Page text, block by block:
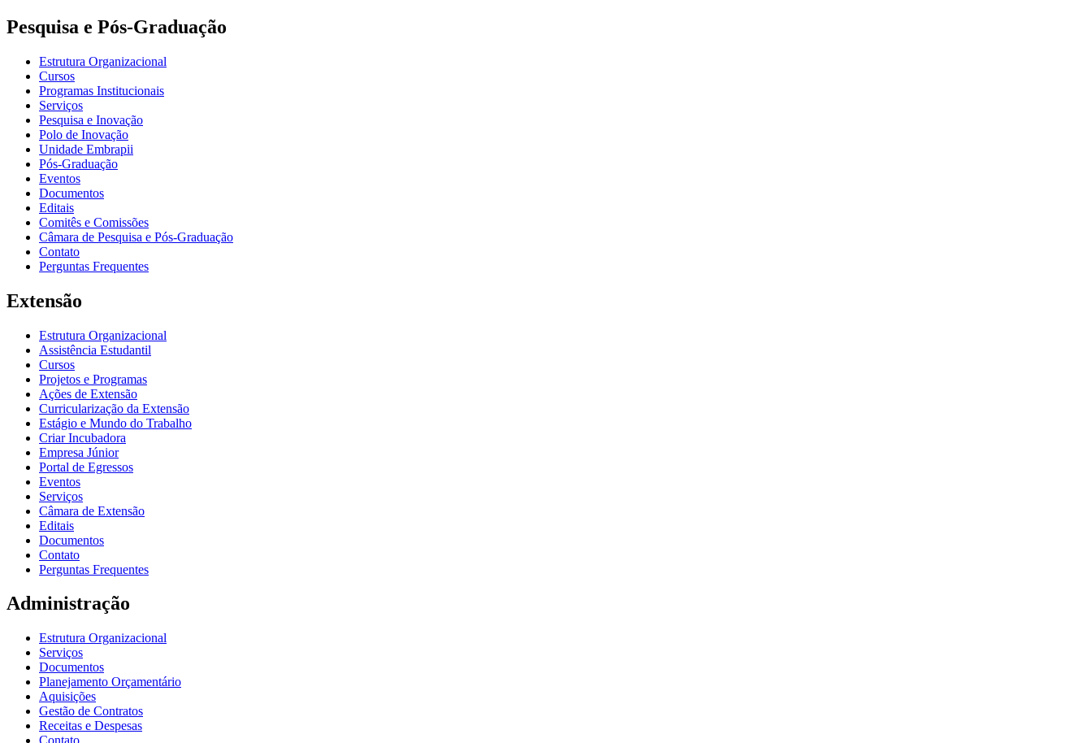
Pesquisa e Pós-Graduação
Estrutura Organizacional
Cursos
Programas Institucionais
Serviços
Pesquisa e Inovação
Polo de Inovação
Unidade Embrapii
Pós-Graduação
Eventos
Documentos
Editais
Comitês e Comissões
Câmara de Pesquisa e Pós-Graduação
Contato
Perguntas Frequentes
Extensão
Estrutura Organizacional
Assistência Estudantil
Cursos
Projetos e Programas
Ações de Extensão
Curricularização da Extensão
Estágio e Mundo do Trabalho
Criar Incubadora
Empresa Júnior
Portal de Egressos
Eventos
Serviços
Câmara de Extensão
Editais
Documentos
Contato
Perguntas Frequentes
Administração
Estrutura Organizacional
Serviços
Documentos
Planejamento Orçamentário
Aquisições
Gestão de Contratos
Receitas e Despesas